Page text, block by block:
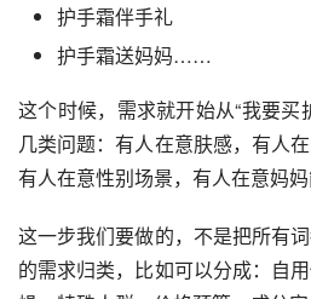
护手霜伴手礼
护手霜送妈妈……
这个时候，需求就开始从“我要买
几类问题：有人在意肤感，有人
有人在意性别场景，有人在意妈
这一步我们要做的，不是把所有
的需求归类，比如可以分成：自